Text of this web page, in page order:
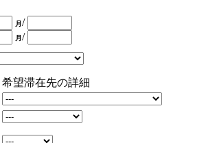
月 /
月 /
希望滞在先の詳細